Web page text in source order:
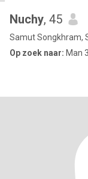
Nuchy, 45
Samut Songkhram,
Op zoek naar: Man